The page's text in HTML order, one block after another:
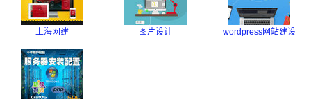
上海网建 图片设计 wordpress网站建设